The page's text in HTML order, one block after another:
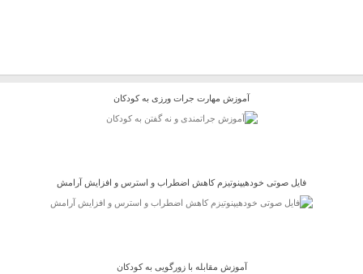
آموزش مقابله با زورگویی به کودکان
فایل صوتی خودهیپنوتیزم کاهش اضطراب و استرس و افزایش آرامش
آموزش مهارت جرات ورزی به کودکان